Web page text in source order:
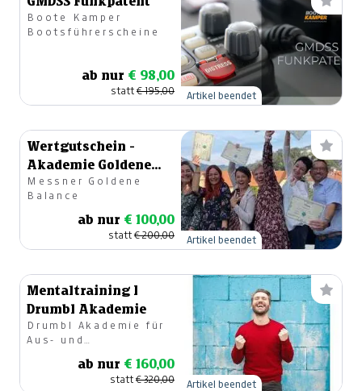
Boote Kamper
Bootsführerscheine
ab nur € 98,00
statt€ 195,00 Artikel beendet
Wertgutschein -
Akademie Goldene
Balance in Wolfsberg
Messner Goldene
Balance
ab nur € 100,00
statt€ 200,00 Artikel beendet
Mentaltraining I
Drumbl Akademie
Drumbl Akademie für
Aus- und
ab nur € 160,00
statt€ 320,00 Artikel beendet